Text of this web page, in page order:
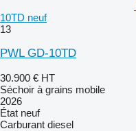
10TD neuf
13
PWL GD-10TD
30.900 € HT
Séchoir à grains mobile
2026
État neuf
Carburant diesel